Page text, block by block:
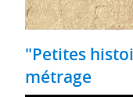
"Petites
métrage